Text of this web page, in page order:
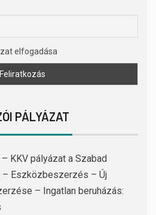
elfogadása
PÁLYÁZAT
KKV pályázat a Szabad
– Eszközbeszerzés – Új
– Ingatlan beruházás: